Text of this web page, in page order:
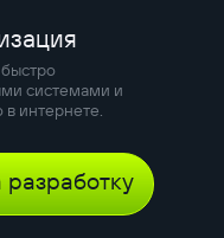
системами и
в интернете.
разработку